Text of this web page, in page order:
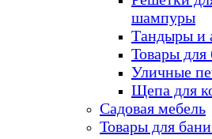
шампуры
Тандыры и
Товары для
Уличные
Щепа для
Садовая мебель
Товары для